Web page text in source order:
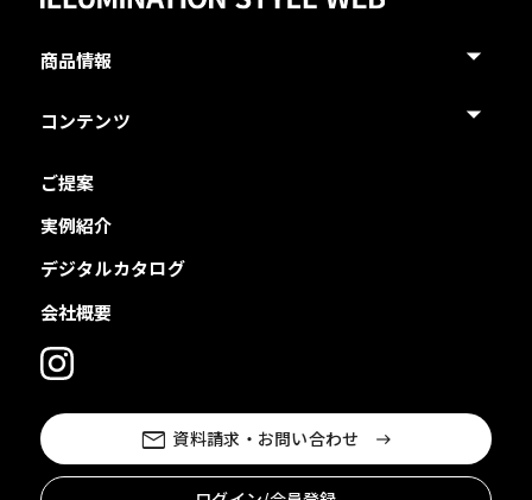
資料請求・お問い合わせ
商品情報
コンテンツ
ご提案
実例紹介
デジタルカタログ
会社概要